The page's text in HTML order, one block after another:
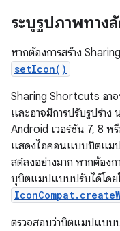
ระบุรูปภาพทาง
หากต้องการสร้าง
setIcon()
Sharing Shortcuts อา
และอาจมีการปรับรูปร่า
Android เวอร์ชัน 7, 8 ห
แสดงไอคอนแบบบิตแม
สต์ลงอย่างมาก หากต้อง
บุบิตแมปแบบปรับได้โดย
ตรวจสอบว่าบิตแมปแบบ